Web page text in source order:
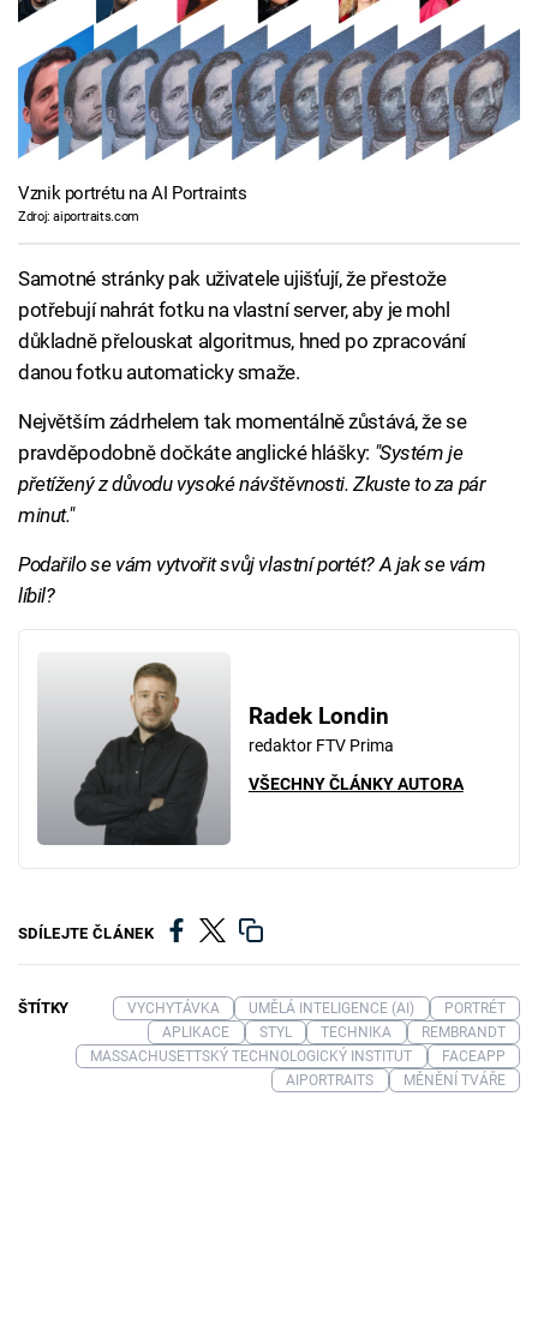
Vznik portrétu na AI Portraints
Zdroj: aiportraits.com
Samotné stránky pak uživatele ujišťují, že přestože
potřebují nahrát fotku na vlastní server, aby je mohl
důkladně přelouskat algoritmus, hned po zpracování
danou fotku automaticky smaže.
Největším zádrhelem tak momentálně zůstává, že se
pravděpodobně dočkáte anglické hlášky: "Systém je
přetížený z důvodu vysoké návštěvnosti. Zkuste to za pár
minut."
Podařilo se vám vytvořit svůj vlastní portét? A jak se vám
líbil?
Radek Londin
redaktor FTV Prima
VŠECHNY ČLÁNKY AUTORA
SDÍLEJTE ČLÁNEK
ŠTÍTKY VYCHYTÁVKA UMĚLÁ INTELIGENCE (AI)
PORTRÉT
APLIKACE
STYL TECHNIKA
REMBRANDT
MASSACHUSETTSKÝ TECHNOLOGICKÝ INSTITUT
FACEAPP
AIPORTRAITS
MĚNĚNÍ TVÁŘE